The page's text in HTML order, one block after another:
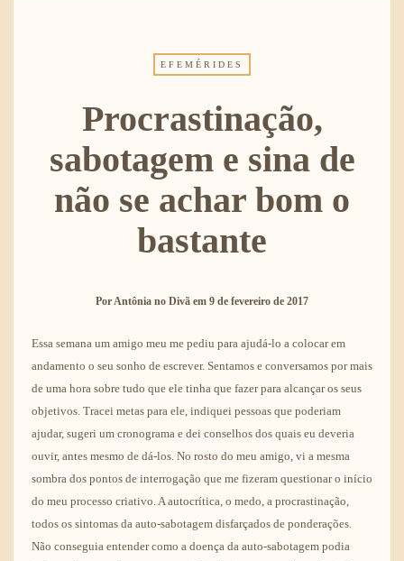
EFEMÉRIDES
Procrastinação,
sabotagem e sina de
não se achar bom o
bastante
PorAntônia no Divã em 9 de fevereiro de 2017
Essa semana um amigo meu me pediu para ajudá-lo a colocar em
andamento o seu sonho de escrever. Sentamos e conversamos por mais
de uma hora sobre tudo que ele tinha que fazer para alcançar os seus
objetivos. Tracei metas para ele, indiquei pessoas que poderiam
ajudar, sugeri um cronograma e dei conselhos dos quais eu deveria
ouvir, antes mesmo de dá-los. No rosto do meu amigo, vi a mesma
sombra dos pontos de interrogação que me fizeram questionar o início
do meu processo criativo. A autocrítica, o medo, a procrastinação,
todos os sintomas da auto-sabotagem disfarçados de ponderações.
Não conseguia entender como a doença da auto-sabotagem podia